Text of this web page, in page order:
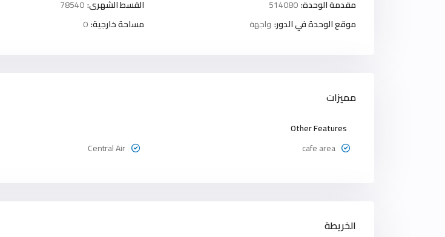
مقدمة الوحدة:514080 القسط الشهرى:78540
موقع الوحدة في الدور: واجهة مساحة خارجية:0
مميزات
Other Features
cafe area
Central Air
الخريطة